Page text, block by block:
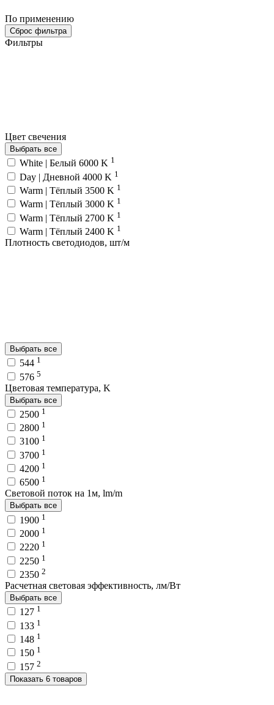
По применению
Сброс фильтра
Фильтры
Цвет свечения
Выбрать все
White | Белый 6000 K 1
Day | Дневной 4000 K 1
Warm | Тёплый 3500 K 1
Warm | Тёплый 3000 K 1
Warm | Тёплый 2700 K 1
Warm | Тёплый 2400 K 1
Плотность светодиодов, шт/м
Выбрать все
544 1
576 5
Цветовая температура, K
Выбрать все
2500 1
2800 1
3100 1
3700 1
4200 1
6500 1
Световой поток на 1м, lm/m
Выбрать все
1900 1
2000 1
2220 1
2250 1
2350 2
Расчетная световая эффективность, лм/Вт
Выбрать все
127 1
133 1
148 1
150 1
157 2
Показать 6 товаров